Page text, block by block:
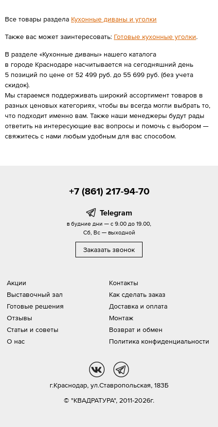
Все товары раздела Кухонные диваны и уголки
Также вас может заинтересовать: Готовые кухонные уголки.
В разделе «Кухонные диваны» нашего каталога
в городе Краснодаре насчитывается на сегодняшний день
5 позиций по цене от 52 499 руб. до 55 699 руб. (без учета
скидок).
Мы стараемся поддерживать широкий ассортимент товаров в
разных ценовых категориях, чтобы вы всегда могли выбрать то,
что подходит именно вам. Также наши менеджеры будут рады
ответить на интересующие вас вопросы и помочь с выбором —
свяжитесь с нами любым удобным для вас способом.
Акции
Выставочный зал
Готовые решения
Отзывы
Статьи и советы
О нас
Контакты
Как сделать заказ
Доставка и оплата
Монтаж
Возврат и обмен
Политика конфиденциальности
+7 (861) 217-94-70
Telegram
в будние дни — с 9.00 до 19.00,
Сб, Вс — выходной
Заказать звонок
© "КВАДРАТУРА", 2011-2026г.
г.Краснодар, ул.Ставропольская, 183Б
vk tg